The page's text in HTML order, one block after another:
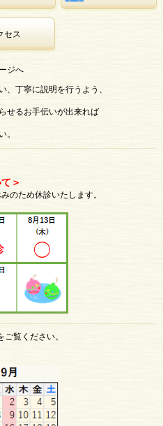
セス
ジへ
、丁寧に説明を行うよう、
せるお手伝いが出来れば
。
＞
のため休診いたします。
ご覧ください。